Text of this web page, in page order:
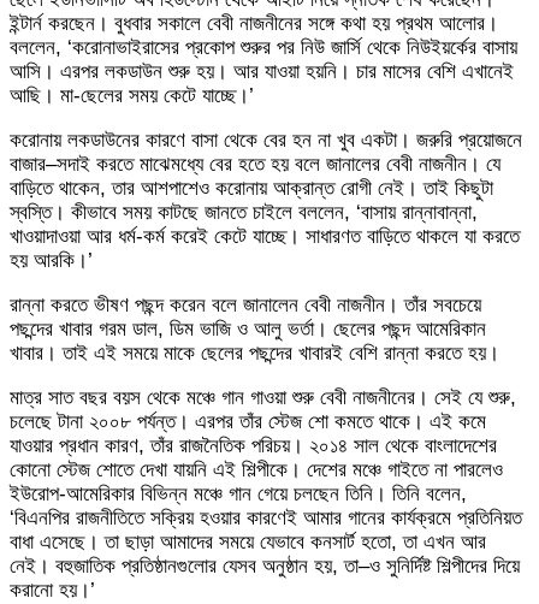
ইন্টার্ন করছেন। বুধবার সকালে বেবী নাজনীনের সঙ্গে কথা হয় প্রথম আলোর।
বললেন, ‘করোনাভাইরাসের প্রকোপ শুরুর পর নিউ জার্সি থেকে নিউইয়র্কের বাসায়
আসি। এরপর লকডাউন শুরু হয়। আর যাওয়া হয়নি। চার মাসের বেশি এখানেই
আছি। মা-ছেলের সময় কেটে যাচ্ছে।’
করোনায় লকডাউনের কারণে বাসা থেকে বের হন না খুব একটা। জরুরি প্রয়োজনে
বাজার–সদাই করতে মাঝেমধ্যে বের হতে হয় বলে জানালের বেবী নাজনীন। যে
বাড়িতে থাকেন, তার আশপাশেও করোনায় আক্রান্ত রোগী নেই। তাই কিছুটা
স্বস্তি। কীভাবে সময় কাটছে জানতে চাইলে বললেন, ‘বাসায় রান্নাবান্না,
খাওয়াদাওয়া আর ধর্ম-কর্ম করেই কেটে যাচ্ছে। সাধারণত বাড়িতে থাকলে যা করতে
হয় আরকি।’
রান্না করতে ভীষণ পছন্দ করেন বলে জানালেন বেবী নাজনীন। তাঁর সবচেয়ে
পছন্দের খাবার গরম ডাল, ডিম ভাজি ও আলু ভর্তা। ছেলের পছন্দ আমেরিকান
খাবার। তাই এই সময়ে মাকে ছেলের পছন্দের খাবারই বেশি রান্না করতে হয়।
মাত্র সাত বছর বয়স থেকে মঞ্চে গান গাওয়া শুরু বেবী নাজনীনের। সেই যে শুরু,
চলেছে টানা ২০০৮ পর্যন্ত। এরপর তাঁর স্টেজ শো কমতে থাকে। এই কমে
যাওয়ার প্রধান কারণ, তাঁর রাজনৈতিক পরিচয়। ২০১৪ সাল থেকে বাংলাদেশের
কোনো স্টেজ শোতে দেখা যায়নি এই শিল্পীকে। দেশের মঞ্চে গাইতে না পারলেও
ইউরোপ-আমেরিকার বিভিন্ন মঞ্চে গান গেয়ে চলছেন তিনি। তিনি বলেন,
‘বিএনপির রাজনীতিতে সক্রিয় হওয়ার কারণেই আমার গানের কার্যক্রমে প্রতিনিয়ত
বাধা এসেছে। তা ছাড়া আমাদের সময়ে যেভাবে কনসার্ট হতো, তা এখন আর
নেই। বহুজাতিক প্রতিষ্ঠানগুলোর যেসব অনুষ্ঠান হয়, তা–ও সুনির্দিষ্ট শিল্পীদের দিয়ে
করানো হয়।’